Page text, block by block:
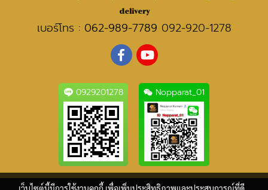
delivery
เบอร์โทร : 062-989-7789 092-920-1278
0929201278 Nopparat_01